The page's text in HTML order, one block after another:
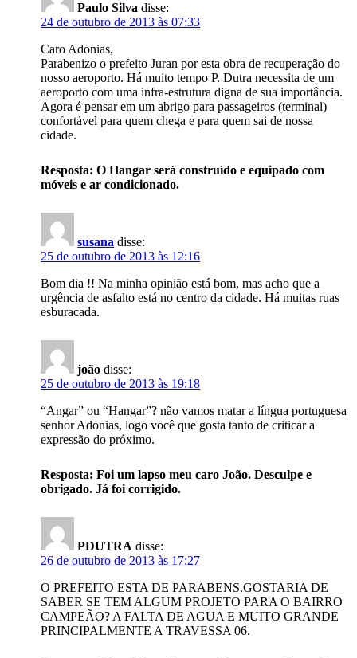
Paulo Silva disse:
24 de outubro de 2013 às 07:33
Caro Adonias,
Parabenizo o prefeito Juran por esta obra de recuperação do
nosso aeroporto. Há muito tempo P. Dutra necessita de um
aeroporto com uma infra-estrutura digna de sua importância.
Agora é pensar em um abrigo para passageiros (terminal)
confortável para quem chega e para quem sai de nossa
cidade.
Resposta: O Hangar será construído e equipado com
móveis e ar condicionado.
susana disse:
25 de outubro de 2013 às 12:16
Bom dia !! Na minha opinião está bom, mas acho que a
urgência de asfalto está no centro da cidade. Há muitas ruas
esburacada.
joão disse:
25 de outubro de 2013 às 19:18
“Angar” ou “Hangar”? não vamos matar a língua portuguesa
senhor Adonias, logo você que gosta tanto de criticar a
expressão do próximo.
Resposta: Foi um lapso meu caro João. Desculpe e
obrigado. Já foi corrigido.
PDUTRA disse:
26 de outubro de 2013 às 17:27
O PREFEITO ESTA DE PARABENS.GOSTARIA DE
SABER SE TEM ALGUM PROJETO PARA O BAIRRO
CAMPEÃO? A FALTA DE AGUA E MUITO GRANDE
PRINCIPALMENTE A TRAVESSA 06.